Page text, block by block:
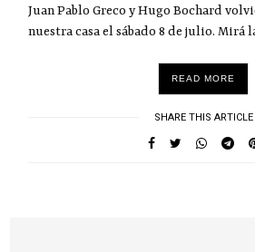
Juan Pablo Greco y Hugo Bochard
nuestra casa el sábado 8 de julio. Mirá
READ MORE
SHARE THIS ARTICLE